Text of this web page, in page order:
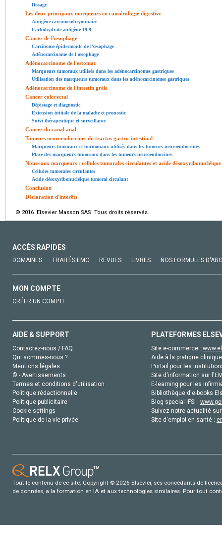
Dosage
Les deux principaux marqueurs en cancérologie digestive
Antigène carcinoembryonnaire
Carbohydrate antigène 19-9
Cancer de l'œsophage
Carcinome épidermoïde de l'œsophage
Adénocarcinome de l'œsophage
Adénocarcinome de l'estomac
Marqueurs tumoraux utilisés dans les adénocarcinomes gastriques
Utilisation des marqueurs tumoraux dans les adénocarcinomes gastriques
Adénocarcinome de l'intestin grêle
Cancer colorectal
Dépistage et diagnostic
Extension initiale de la maladie et pronostic
Suivi thérapeutique et surveillance
Cancer du canal anal
Tumeurs neuroendocrines du tractus gastro-intestinal
Marqueurs tumoraux et hormonaux utilisés dans les tumeurs neuroendocrines
Place des marqueurs tumoraux dans les tumeurs neuroendocrines
Nouveaux marqueurs : cellules tumorales circulantes et acide
Cellules tumorales circulantes
Acide désoxyribonucléique tumoral circulant
Conclusion
Déclaration d'intérêts
© 2016 Elsevier Masson SAS. Tous droits réservés.
ACCÈS RAPIDES
DOMAINES TRAITÉS EMC REVUES LIVRES NOS FORMULES
MON COMPTE
CRÉER UN COMPTE
AIDE & SUPPORT
Contactez-nous / FAQ
Qui sommes-nous ?
Mentions légales
© - Avertissements
Termes et conditions d'utilisation
Politique rédactionnelle
Politique publicitaire
Cookie settings
Politique de la vie privée
PLATEFORMES
Site e-commerce :
Aide à la pratique
Portail pour les
Site d'information sur
E-learning pour les
Bibliothèque d'e-books
Blog special IFSI :
Suivez notre actualité
Site d'emploi en santé :
Tout le contenu de ce site: Copyright © 2026 Elsevier, ses concédants de
de données, a la formation en IA et aux technologies similaires. Pour tout